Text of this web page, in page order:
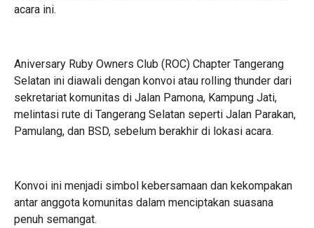
acara ini.
Aniversary Ruby Owners Club (ROC) Chapter Tangerang
Selatan ini diawali dengan konvoi atau rolling thunder dari
sekretariat komunitas di Jalan Pamona, Kampung Jati,
melintasi rute di Tangerang Selatan seperti Jalan Parakan,
Pamulang, dan BSD, sebelum berakhir di lokasi acara.
Konvoi ini menjadi simbol kebersamaan dan kekompakan
antar anggota komunitas dalam menciptakan suasana
penuh semangat.